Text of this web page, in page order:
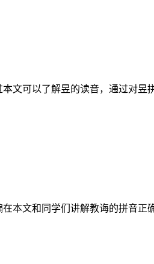
文可以了解昱的读音，通过对
本文和同学们讲解教诲的拼音